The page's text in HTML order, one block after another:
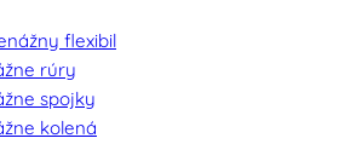
flexibil
rúry
spojky
kolená